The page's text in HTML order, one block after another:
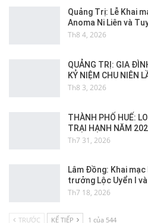
Quảng Trị: Lễ Khai
Anoma Ni Liên và
Th8 4, 2026
QUẢNG TRỊ: GIA
KỶ NIỆM CHU NIÊN
Th8 3, 2026
THÀNH PHỐ HUẾ:
TRẠI HẠNH NĂM
Th7 31, 2026
Lâm Đồng: Khai
trưởng Lộc Uyển I
Th7 18, 2026
TRƯỚC KẾ TIẾP 1 của 544